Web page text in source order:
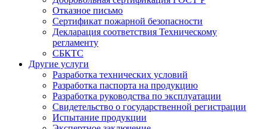
Отказное письмо
Сертификат пожарной безопасности
Декларация соответствия Техническому
регламенту
СБКТС
Другие услуги
Разработка технических условий
Разработка паспорта на продукцию
Разработка руководства по эксплуатации
Свидетельство о государственной регистрации
Испытание продукции